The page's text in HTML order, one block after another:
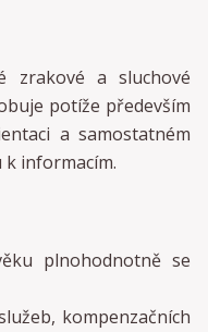
zrakové a sluchové
potíže především
a samostatném
informacím.
plnohodnotně se
kompenzačních